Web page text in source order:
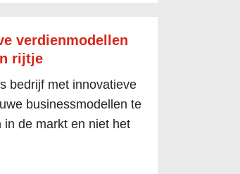
verdienmodellen
rijtje
bedrijf met innovatieve
businessmodellen te
de markt en niet het